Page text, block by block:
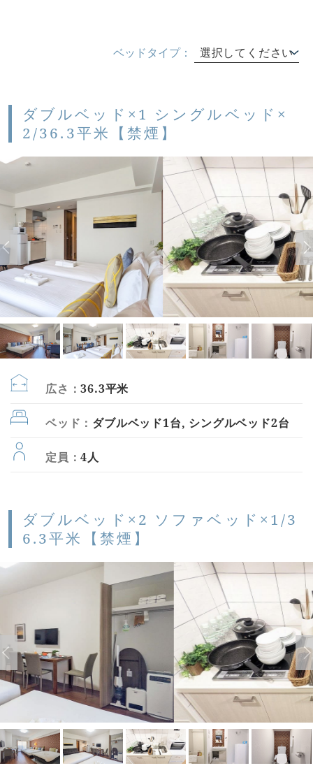
ベッドタイプ： 選択してください
ダブルベッド×1 シングルベッド×
2/36.3平米【禁煙】
広さ：36.3平米
ベッド： ダブルベッド1台, シングルベッド2台
定員：4人
ダブルベッド×2 ソファベッド×1/3
6.3平米【禁煙】